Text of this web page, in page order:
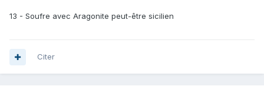
13 - Soufre avec Aragonite peut-être sicilien
Citer